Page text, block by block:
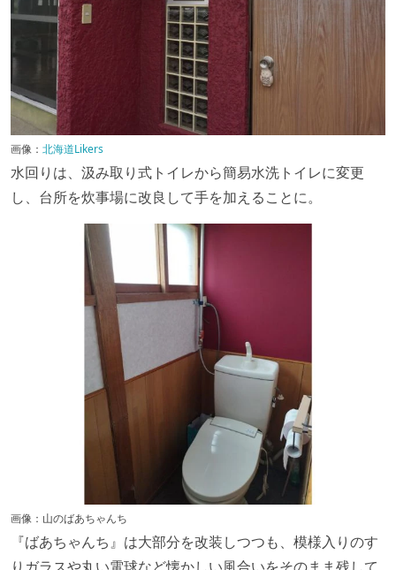
画像： 北海道Likers
水回りは、汲み取り式トイレから簡易水洗トイレに変更
し、台所を炊事場に改良して手を加えることに。
画像：山のばあちゃんち
『ばあちゃんち』は大部分を改装しつつも、模様入りのす